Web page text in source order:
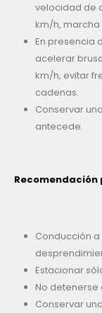
velocidad de
km/h,
En presencia
acelerar
km/h, evitar
cadenas.
Conservar
antecede.
Conducción
Estacionar
No detenerse
Conservar